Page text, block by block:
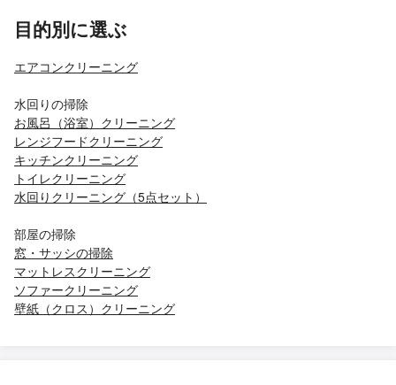
目的別に選ぶ
エアコンクリーニング
水回りの掃除
お風呂（浴室）クリーニング
レンジフードクリーニング
キッチンクリーニング
トイレクリーニング
水回りクリーニング（5点セット）
部屋の掃除
窓・サッシの掃除
マットレスクリーニング
ソファークリーニング
壁紙（クロス）クリーニング